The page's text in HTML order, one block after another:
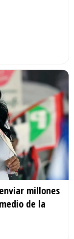
millones
de la